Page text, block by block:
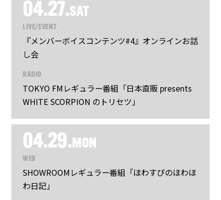
04.27.SAT
LIVE/EVENT
『メンバーボイスコンテンツ#4』オンラインお話
し会
RADIO
TOKYO FMレギュラー番組「日本直販 presents
WHITE SCORPION のトリセツ」
04.29.MON
WEB
SHOWROOMレギュラー番組「ほわすぴのほわほ
わ日記」